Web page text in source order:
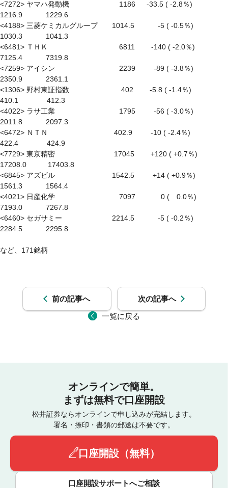
<7272> ヤマハ発動機　　　　　　　1186 　 -33.5 ( -2.8％)
1216.9　　　 1229.6
<4188> 三菱ケミカルグループ　　1014.5　　　 -5 ( -0.5％)
1030.3　　　 1041.3
<6481> ＴＨＫ　　　　　　　　　　6811　　 -140 ( -2.0％)
7125.4　　　 7319.8
<7259> アイシン　　　　　　　　　2239 　　 -89 ( -3.8％)
2350.9　　　 2361.1
<1306> 野村東証指数　　　　　　　 402　　 -5.8 ( -1.4％)
410.1　　　　412.3
<4022> ラサ工業　　　　　　　　　1795 　　 -56 ( -3.0％)
2011.8　　　 2097.3
<6472> ＮＴＮ　　　　　　　　　 402.9 　　 -10 ( -2.4％)
422.4　　　　424.9
<7729> 東京精密　　　　　　　　 17045　　 +120 ( +0.7％)
17208.0　　　17403.8
<6845> アズビル　　　　　　　　1542.5 　　 +14 ( +0.9％)
1561.3　　　 1564.4
<4021> 日産化学　　　　　　　　　7097 　　　 0 (　0.0％)
7193.0　　　 7267.8
<6460> セガサミー　　　　　　　2214.5　　　 -5 ( -0.2％)
2284.5　　　 2295.8
など、171銘柄
前の記事へ
次の記事へ
一覧に戻る
オンラインで簡単。
まずは無料で口座開設
松井証券ならオンラインで申し込みが完結します。
署名・捺印・書類の郵送は不要です。
口座開設（無料）
口座開設サポートへご相談